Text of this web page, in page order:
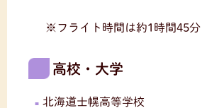
※フライト時間は約1時間45分
高校・大学
北海道士幌高等学校